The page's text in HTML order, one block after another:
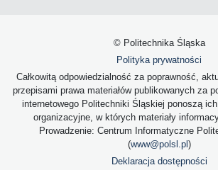
© Politechnika Śląska
Polityka prywatności
Całkowitą odpowiedzialność za poprawność,
przepisami prawa materiałów publikowanych za
internetowego Politechniki Śląskiej ponoszą
organizacyjne, w których materiały
Prowadzenie: Centrum Informatyczne
(www@polsl.pl )
Deklaracja dostępności